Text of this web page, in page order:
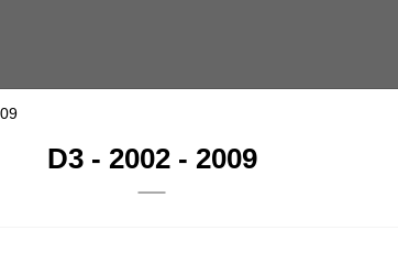
D3 - 2002 - 2009